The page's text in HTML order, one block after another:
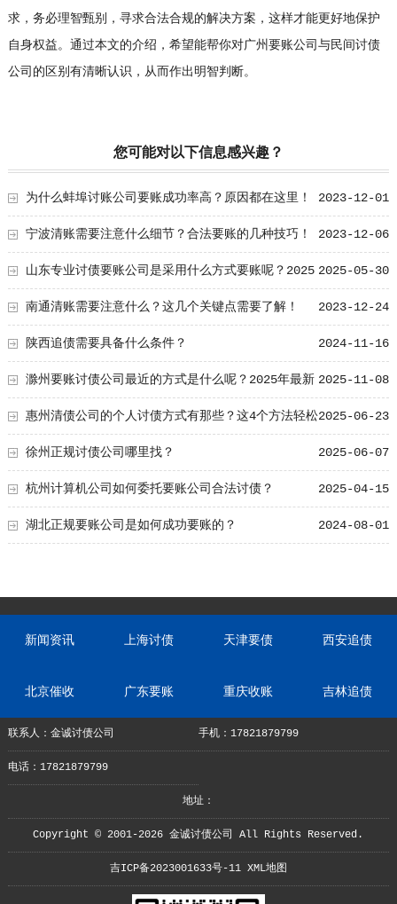
求，务必理智甄别，寻求合法合规的解决方案，这样才能更好地保护
自身权益。通过本文的介绍，希望能帮你对广州要账公司与民间讨债
公司的区别有清晰认识，从而作出明智判断。
您可能对以下信息感兴趣？
2023-12-01
为什么蚌埠讨账公司要账成功率高？原因都在这里！
2023-12-06
宁波清账需要注意什么细节？合法要账的几种技巧！
2025-05-30
山东专业讨债要账公司是采用什么方式要账呢？2025
年讨债必须具备技巧 2023-12-24
南通清账需要注意什么？这几个关键点需要了解！
2024-11-16
陕西追债需要具备什么条件？
2025-11-08
滁州要账讨债公司最近的方式是什么呢？2025年最新
追讨技术总结 2025-06-23
惠州清债公司的个人讨债方式有那些？这4个方法轻松
解决！ 2025-06-07
徐州正规讨债公司哪里找？
2025-04-15
杭州计算机公司如何委托要账公司合法讨债？
2024-08-01
湖北正规要账公司是如何成功要账的？
新闻资讯 上海讨债 天津要债 西安追债
北京催收 广东要账 重庆收账 吉林追债
联系人：金诚讨债公司 手机：17821879799
电话：17821879799
地址：
Copyright © 2001-2026 金诚讨债公司 All Rights Reserved.
吉ICP备2023001633号-11 XML地图